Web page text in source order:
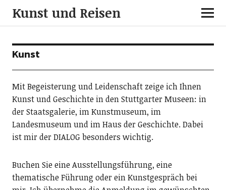
Kunst und Reisen
Kunst
Mit Begeisterung und Leidenschaft zeige ich Ihnen
Kunst und Geschichte in den Stuttgarter Museen: in
der Staatsgalerie, im Kunstmuseum, im
Landesmuseum und im Haus der Geschichte. Dabei
ist mir der DIALOG besonders wichtig.
Buchen Sie eine Ausstellungsführung, eine
thematische Führung oder ein Kunstgespräch bei